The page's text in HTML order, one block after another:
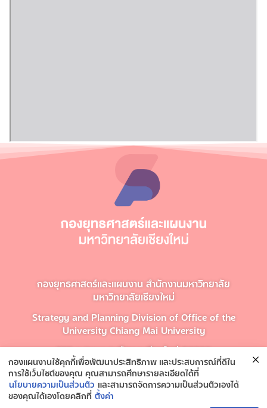
กองยุทธศาสตร์และแผนงาน สำนักงานมหาวิทยาลัย
มหาวิทยาลัยเชียงใหม่
Strategy and Planning Division of Office of the
University Chiang Mai University
239 ต.สุเทพ อ.เมือง จ.เชียงใหม่ 50200
โทรศัพท์ 053-943141
กองแผนงานใช้คุกกี้เพื่อพัฒนาประสิทธิภาพ และประสบการณ์ที่ดีใน
การใช้เว็บไซต์ของคุณ คุณสามารถศึกษารายละเอียดได้ที่
นโยบายความเป็นส่วนตัว และสามารถจัดการความเป็นส่วนตัวเองได้
ของคุณได้เองโดยคลิกที่ ตั้งค่า